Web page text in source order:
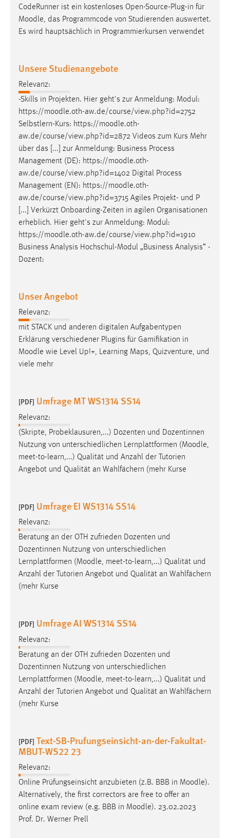
CodeRunner ist ein kostenloses Open-Source-Plug-in für
Moodle, das Programmcode von Studierenden auswertet.
Es wird hauptsächlich in Programmierkursen verwendet
Unsere Studienangebote
Relevanz:
-Skills in Projekten. Hier geht's zur Anmeldung: Modul:
https://moodle.oth-aw.de/course/view.php?id=2752
Selbstlern-Kurs: https://moodle.oth-
aw.de/course/view.php?id=2872 Videos zum Kurs Mehr
über das [...] zur Anmeldung: Business Process
Management (DE): https://moodle.oth-
aw.de/course/view.php?id=1402 Digital Process
Management (EN): https://moodle.oth-
aw.de/course/view.php?id=3715 Agiles Projekt- und P
[...] Verkürzt Onboarding-Zeiten in agilen Organisationen
erheblich. Hier geht's zur Anmeldung: Modul:
https://moodle.oth-aw.de/course/view.php?id=1910
Business Analysis Hochschul-Modul „Business Analysis“ -
Dozent:
Unser Angebot
Relevanz:
mit STACK und anderen digitalen Aufgabentypen
Erklärung verschiedener Plugins für Gamifikation in
Moodle wie Level Up!+, Learning Maps, Quizventure, und
viele mehr
[PDF] Umfrage MT WS1314 SS14
Relevanz:
(Skripte, Probeklausuren,...) Dozenten und Dozentinnen
Nutzung von unterschiedlichen Lernplattformen (Moodle,
meet-to-learn,...) Qualität und Anzahl der Tutorien
Angebot und Qualität an Wahlfächern (mehr Kurse
[PDF] Umfrage EI WS1314 SS14
Relevanz:
Beratung an der OTH zufrieden Dozenten und
Dozentinnen Nutzung von unterschiedlichen
Lernplattformen (Moodle, meet-to-learn,...) Qualität und
Anzahl der Tutorien Angebot und Qualität an Wahlfächern
(mehr Kurse
[PDF] Umfrage AI WS1314 SS14
Relevanz:
Beratung an der OTH zufrieden Dozenten und
Dozentinnen Nutzung von unterschiedlichen
Lernplattformen (Moodle, meet-to-learn,...) Qualität und
Anzahl der Tutorien Angebot und Qualität an Wahlfächern
(mehr Kurse
[PDF] Text-SB-Prufungseinsicht-an-der-Fakultat-
MBUT-WS22 23
Relevanz:
Online Prüfungseinsicht anzubieten (z.B. BBB in Moodle).
Alternatively, the first correctors are free to offer an
online exam review (e.g. BBB in Moodle). 23.02.2023
Prof. Dr. Werner Prell